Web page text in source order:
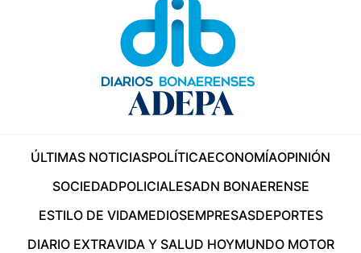
ÚLTIMAS NOTICIASPOLÍTICAECONOMÍAOPINIÓN
SOCIEDADPOLICIALESADN BONAERENSE
ESTILO DE VIDAMEDIOSEMPRESASDEPORTES
DIARIO EXTRAVIDA Y SALUD HOYMUNDO MOTOR